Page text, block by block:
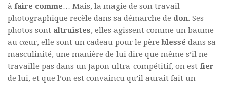
à faire comme… Mais, la magie de son travail
photographique recèle dans sa démarche de don. Ses
photos sont altruistes, elles agissent comme un baume
au cœur, elle sont un cadeau pour le pèreblessé dans sa
masculinité, une manière de lui dire que même s’il ne
travaille pas dans un Japon ultra-compétitif, on est fier
de lui, et que l’on est convaincu qu’il aurait fait un